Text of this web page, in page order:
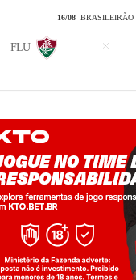
16/08 BRASILEIRÃO
FLU